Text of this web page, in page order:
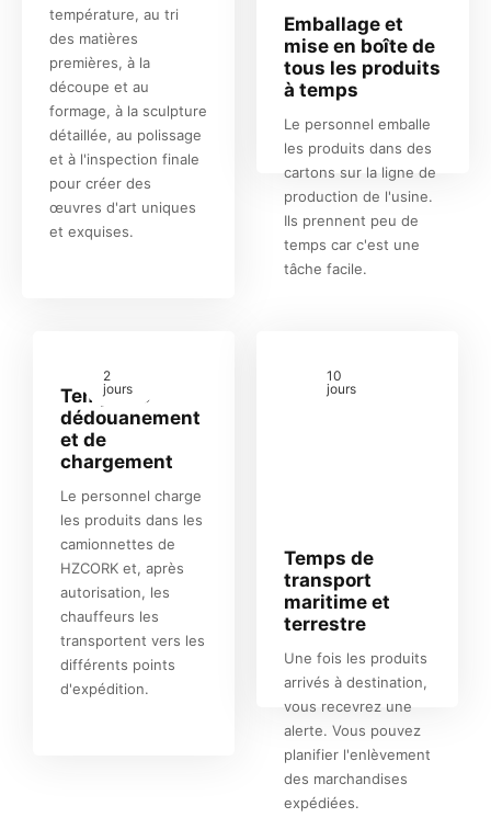
température, au tri
des matières
premières, à la
découpe et au
formage, à la sculpture
détaillée, au polissage
et à l'inspection finale
pour créer des
œuvres d'art uniques
et exquises.
Emballage et
mise en boîte de
tous les produits
à temps
Le personnel emballe
les produits dans des
cartons sur la ligne de
production de l'usine.
Ils prennent peu de
temps car c'est une
tâche facile.
2
jours
Temps de
dédouanement
et de
chargement
Le personnel charge
les produits dans les
camionnettes de
HZCORK et, après
autorisation, les
chauffeurs les
transportent vers les
différents points
d'expédition.
10
jours
Temps de
transport
maritime et
terrestre
Une fois les produits
arrivés à destination,
vous recevrez une
alerte. Vous pouvez
planifier l'enlèvement
des marchandises
expédiées.